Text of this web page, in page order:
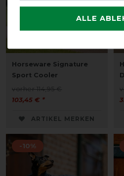
Horseware Signature
Sport Cooler
vorher 114,95 €
103,45 € *
ARTIKEL MERKEN
-10%
ALLE